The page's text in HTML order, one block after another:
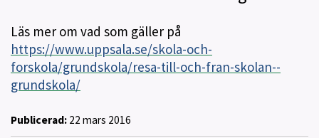
Läs mer om vad som gäller på
https://www.uppsala.se/skola-och-
forskola/grundskola/resa-till-och-fran-skolan--
grundskola/
Publicerad: 22 mars 2016